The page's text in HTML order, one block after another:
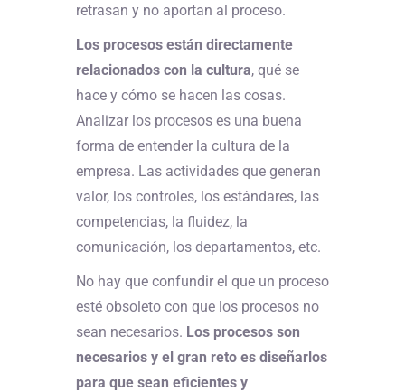
retrasan y no aportan al proceso.
Los procesos están directamente
relacionados con la cultura, qué se
hace y cómo se hacen las cosas.
Analizar los procesos es una buena
forma de entender la cultura de la
empresa. Las actividades que generan
valor, los controles, los estándares, las
competencias, la fluidez, la
comunicación, los departamentos, etc.
No hay que confundir el que un proceso
esté obsoleto con que los procesos no
sean necesarios. Los procesos son
necesarios y el gran reto es diseñarlos
para que sean eficientes y